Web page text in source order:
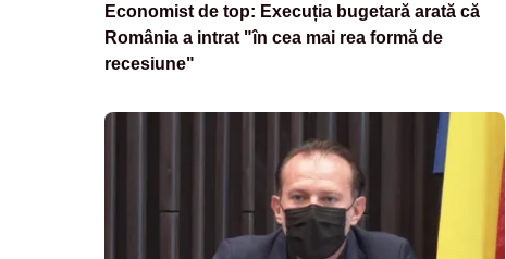
Economist de top: Execuția bugetară arată că
România a intrat "în cea mai rea formă de
recesiune"